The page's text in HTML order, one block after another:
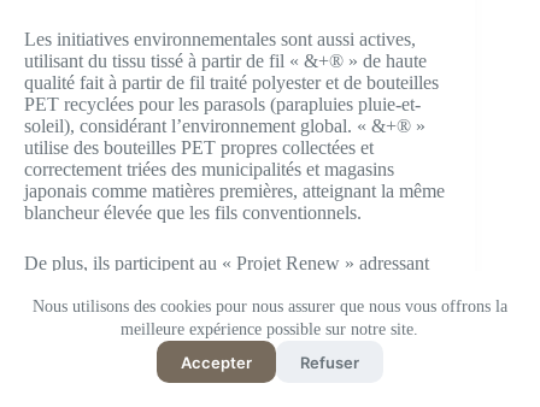
Nous utilisons des cookies pour nous assurer que nous vous offrons la
meilleure expérience possible sur notre site.
Accepter Refuser
Les initiatives environnementales sont aussi actives,
utilisant du tissu tissé à partir de fil « &+® » de haute
qualité fait à partir de fil traité polyester et de bouteilles
PET recyclées pour les parasols (parapluies pluie-et-
soleil), considérant l’environnement global. « &+® »
utilise des bouteilles PET propres collectées et
correctement triées des municipalités et magasins
japonais comme matières premières, atteignant la même
blancheur élevée que les fils conventionnels.
De plus, ils participent au « Projet Renew » adressant
s’engageant activement dans la collecte et le recyclage
de vêtements et tissus jetés pour les transformer en fil